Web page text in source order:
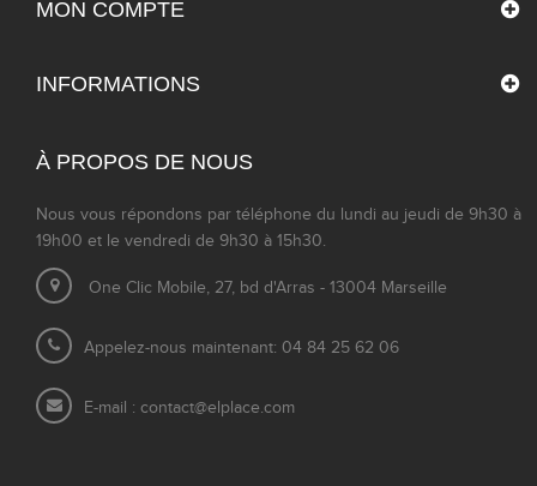
MON COMPTE
INFORMATIONS
À PROPOS DE NOUS
Nous vous répondons par téléphone du lundi au jeudi de 9h30 à
19h00 et le vendredi de 9h30 à 15h30.
One Clic Mobile, 27, bd d'Arras - 13004 Marseille
Appelez-nous maintenant: 04 84 25 62 06
E-mail : contact@elplace.com